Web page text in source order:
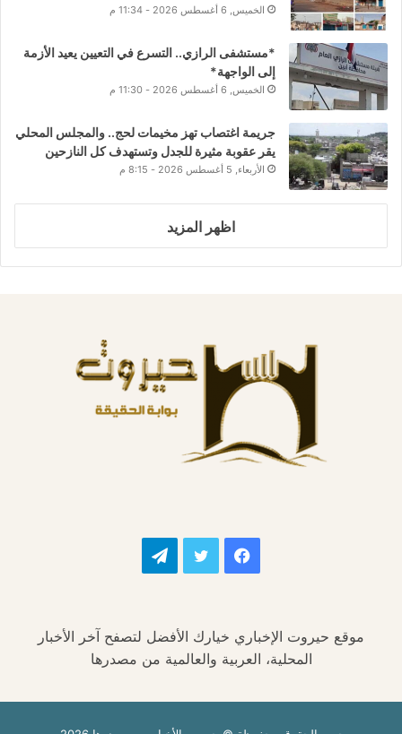
الخميس, 6 أغسطس 2026 - 11:34 م
*مستشفى الرازي.. التسرع في التعيين يعيد الأزمة
إلى الواجهة*
الخميس, 6 أغسطس 2026 - 11:30 م
جريمة اغتصاب تهز مخيمات لحج.. والمجلس المحلي
يقر عقوبة مثيرة للجدل وتستهدف كل النازحين
الأربعاء, 5 أغسطس 2026 - 8:15 م
اظهر المزيد
فيسبوك تويتر تيلقرام
موقع حيروت الإخباري خيارك الأفضل لتصفح آخر الأخبار
المحلية، العربية والعالمية من مصدرها